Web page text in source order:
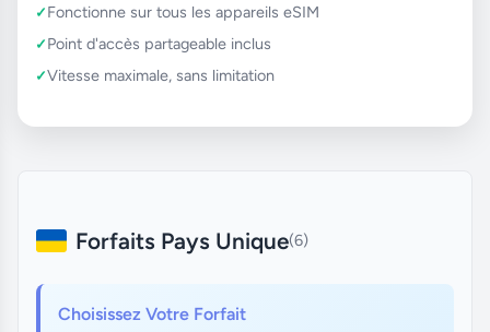
Fonctionne sur tous les appareils eSIM
Point d'accès partageable inclus
Vitesse maximale, sans limitation
Forfaits Pays Unique(6)
Choisissez Votre Forfait